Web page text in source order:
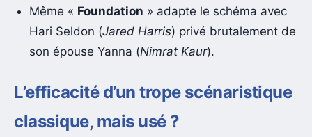
Même « Foundation » adapte le schéma avec
Hari Seldon (Jared Harris) privé brutalement de
son épouse Yanna (Nimrat Kaur).
L’efficacité d’un trope scénaristique
classique, mais usé ?